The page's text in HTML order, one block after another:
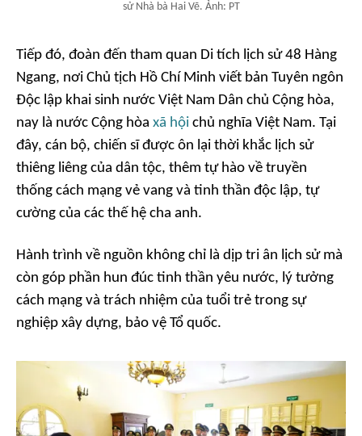
sử Nhà bà Hai Vẽ. Ảnh: PT
Tiếp đó, đoàn đến tham quan Di tích lịch sử 48 Hàng
Ngang, nơi Chủ tịch Hồ Chí Minh viết bản Tuyên ngôn
Độc lập khai sinh nước Việt Nam Dân chủ Cộng hòa,
nay là nước Cộng hòa xã hội chủ nghĩa Việt Nam. Tại
đây, cán bộ, chiến sĩ được ôn lại thời khắc lịch sử
thiêng liêng của dân tộc, thêm tự hào về truyền
thống cách mạng vẻ vang và tinh thần độc lập, tự
cường của các thế hệ cha anh.
Hành trình về nguồn không chỉ là dịp tri ân lịch sử mà
còn góp phần hun đúc tinh thần yêu nước, lý tưởng
cách mạng và trách nhiệm của tuổi trẻ trong sự
nghiệp xây dựng, bảo vệ Tổ quốc.